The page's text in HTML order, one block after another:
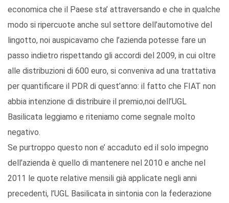
economica che il Paese sta’ attraversando e che in qualche
modo si ripercuote anche sul settore dell’automotive del
lingotto, noi auspicavamo che l’azienda potesse fare un
passo indietro rispettando gli accordi del 2009, in cui oltre
alle distribuzioni di 600 euro, si conveniva ad una trattativa
per quantificare il PDR di quest’anno: il fatto che FIAT non
abbia intenzione di distribuire il premio,noi dell’UGL
Basilicata leggiamo e riteniamo come segnale molto
negativo.
Se purtroppo questo non e’ accaduto ed il solo impegno
dell’azienda è quello di mantenere nel 2010 e anche nel
2011 le quote relative mensili già applicate negli anni
precedenti, l’UGL Basilicata in sintonia con la federazione